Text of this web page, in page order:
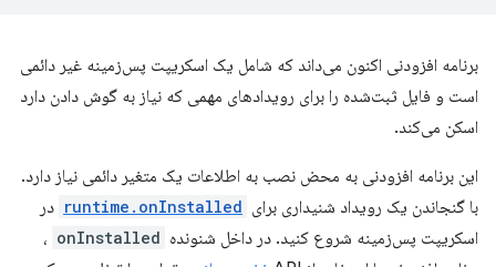
برنامه افزودنی اکنون می‌داند که شامل یک اسکریپت پس‌زمینه غیر دائمی
است و فایل ثبت‌شده را برای رویدادهای مهمی که نیاز به گوش دادن دارد
اسکن می‌کند.
این برنامه افزودنی به محض نصب به اطلاعات یک متغیر دائمی نیاز دارد.
با گنجاندن یک رویداد شنیداری برای runtime.onInstalled در
اسکریپت پس‌زمینه شروع کنید. در داخل شنونده onInstalled ،